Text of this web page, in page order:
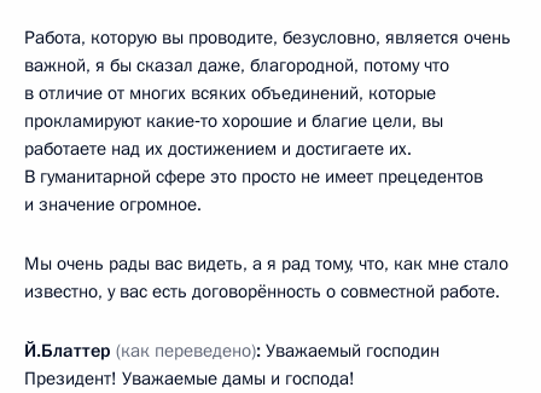
Работа, которую вы проводите, безусловно, является очень
важной, я бы сказал даже, благородной, потому что
в отличие от многих всяких объединений, которые
прокламируют какие‑то хорошие и благие цели, вы
работаете над их достижением и достигаете их.
В гуманитарной сфере это просто не имеет прецедентов
и значение огромное.
Мы очень рады вас видеть, а я рад тому, что, как мне стало
известно, у вас есть договорённость о совместной работе.
Й.Блаттер (как переведено): Уважаемый господин
Президент! Уважаемые дамы и господа!